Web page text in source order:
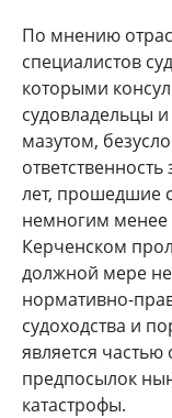
По мнению
специалистов
которыми
судовладельцы
мазутом,
лет, прошедшие
немногим
Керченском
должной мере не
нормативно-
судоходства и
является
предпосылок
катастрофы.